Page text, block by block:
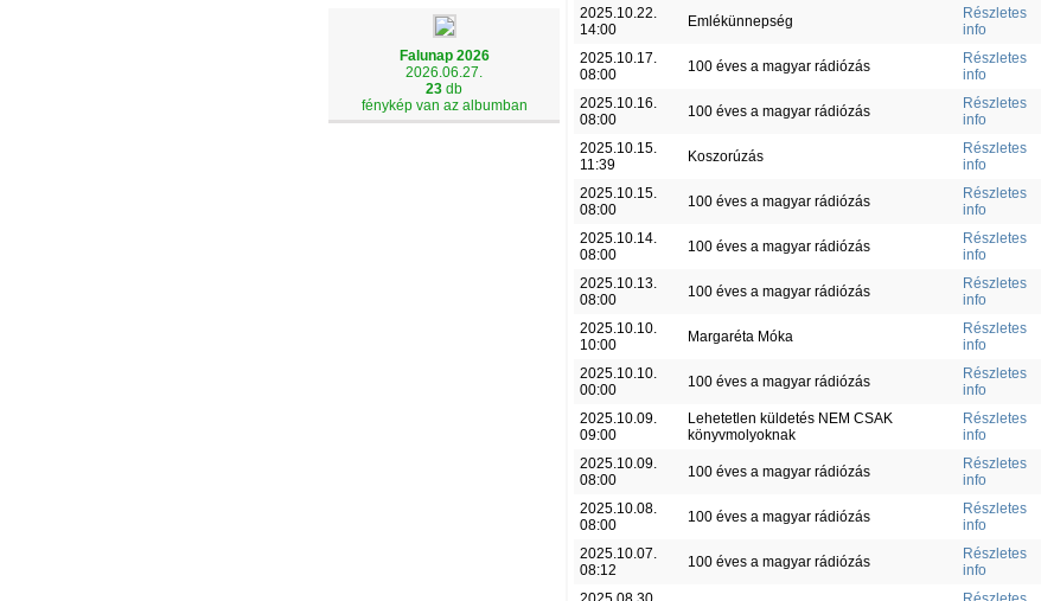
Falunap 2026
2026.06.27.
23 db
fénykép van az albumban
2025.10.22.
14:00
Emlékünnepség
Részletes
info
2025.10.17.
08:00
100 éves a magyar rádiózás
Részletes
info
2025.10.16.
08:00
100 éves a magyar rádiózás
Részletes
info
2025.10.15.
11:39
Koszorúzás
Részletes
info
2025.10.15.
08:00
100 éves a magyar rádiózás
Részletes
info
2025.10.14.
08:00
100 éves a magyar rádiózás
Részletes
info
2025.10.13.
08:00
100 éves a magyar rádiózás
Részletes
info
2025.10.10.
10:00
Margaréta Móka
Részletes
info
2025.10.10.
00:00
100 éves a magyar rádiózás
Részletes
info
2025.10.09.
09:00
Lehetetlen küldetés NEM CSAK
könyvmolyoknak
Részletes
info
2025.10.09.
08:00
100 éves a magyar rádiózás
Részletes
info
2025.10.08.
08:00
100 éves a magyar rádiózás
Részletes
info
2025.10.07.
08:12
100 éves a magyar rádiózás
Részletes
info